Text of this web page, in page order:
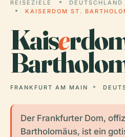
REISEZIELE DEUTSCHLAND
KAISERDOM ST.
Kaise
FRANKFURT AM MAIN
Der Frankfurter Dom,
Bartholomäus, ist ein